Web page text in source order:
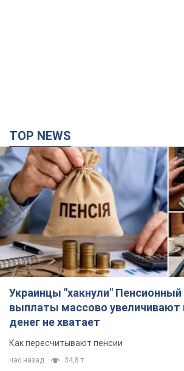
TOP NEWS
Украинцы "хакнули"
выплаты массово увеличивают
денег не хватает
Как пересчитывают пенсии
час назад 34,8 т.